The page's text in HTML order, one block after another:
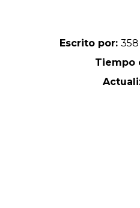
Escrito por:
Tiempo